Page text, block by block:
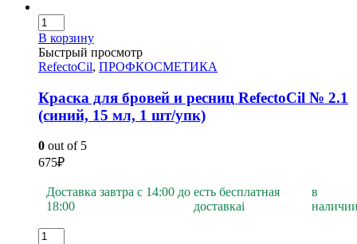
В корзину
Быстрый просмотр
RefectoCil, ПРОФКОСМЕТИКА
Краска для бровей и ресниц RefectoCil № 2.1
(синий, 15 мл, 1 шт/упк)
0 out of 5
675₽
Доставка завтра с 14:00 до
18:00
есть бесплатная
доставкаi
в